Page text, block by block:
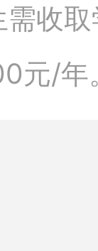
需收
元/年